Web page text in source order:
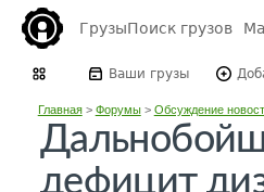
ГрузыПоиск грузов
Ваши грузы
Главная> Форумы> Обсуждение
дефицит